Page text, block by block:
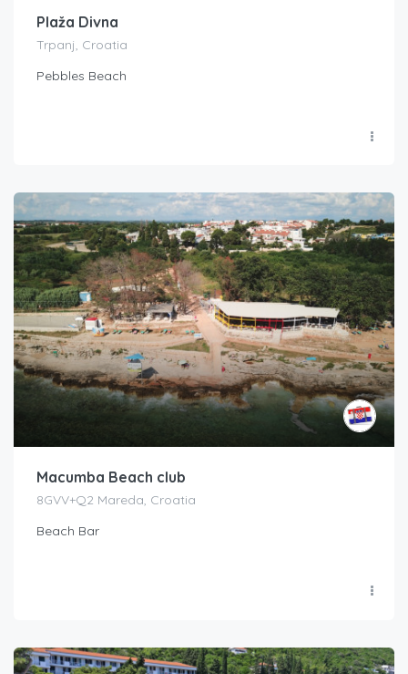
Plaža Divna
Trpanj, Croatia
Pebbles Beach
Macumba Beach club
8GVV+Q2 Mareda, Croatia
Beach Bar